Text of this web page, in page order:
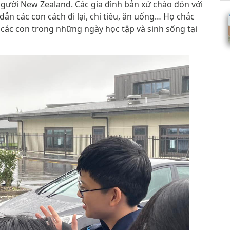
New Zealand. Các gia đình bản xứ chào đón với
các con cách đi lại, chi tiêu, ăn uống… Họ chắc
con trong những ngày học tập và sinh sống tại